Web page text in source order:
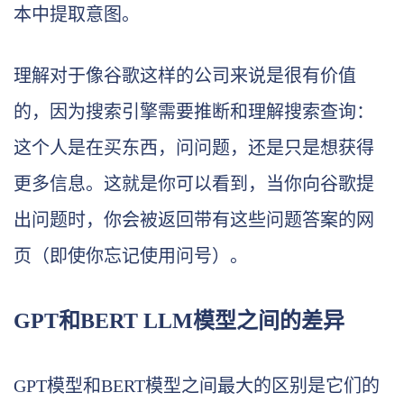
本中提取意图。
理解对于像谷歌这样的公司来说是很有价值
的，因为搜索引擎需要推断和理解搜索查询：
这个人是在买东西，问问题，还是只是想获得
更多信息。这就是你可以看到，当你向谷歌提
出问题时，你会被返回带有这些问题答案的网
页（即使你忘记使用问号）。
GPT和BERT LLM模型之间的差异
GPT模型和BERT模型之间最大的区别是它们的